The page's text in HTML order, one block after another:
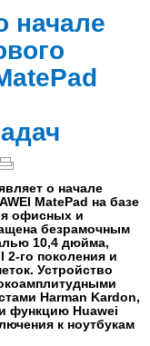
начале
о начале
MatePad на базе
офисных и
безрамочным
10,4 дюйма,
2-го поколения и
Устройство
Harman Kardon,
функцию Huawei
к ноутбукам